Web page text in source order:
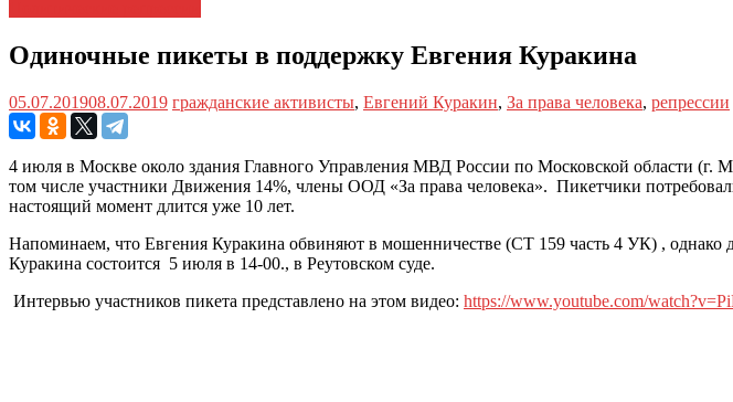
Одиночные пикеты в поддержку Евгения Куракина
05.07.201908.07.2019 гражданские активисты, Евгений Куракин, За права человека, репрессии
4 июля в Москве около здания Главного Управления МВД России по Московской области (г.
том числе участники Движения 14%, члены ООД «За права человека». Пикетчики
настоящий момент длится уже 10 лет.
Напоминаем, что Евгения Куракина обвиняют в мошенничестве (СТ 159 часть 4 УК) , однако
Куракина состоится 5 июля в 14-00., в Реутовском суде.
Интервью участников пикета представлено на этом видео: https://www.youtube.com/